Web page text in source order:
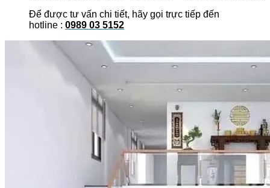
Để được tư vấn chi tiết, hãy gọi trực tiếp đến
hotline : 0989 03 5152